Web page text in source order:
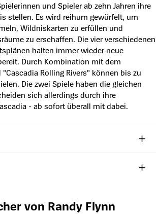
und Spieler ab zehn Jahren ihre
stellen. Es wird reihum gewürfelt, um
Wildniskarten zu erfüllen und
zu erschaffen. Die vier verschiedenen
halten immer wieder neue
Durch Kombination mit dem
Rolling Rivers" können bis zu
Die zwei Spiele haben die gleichen
sich allerdings durch ihre
- ab sofort überall mit dabei.
von Randy Flynn